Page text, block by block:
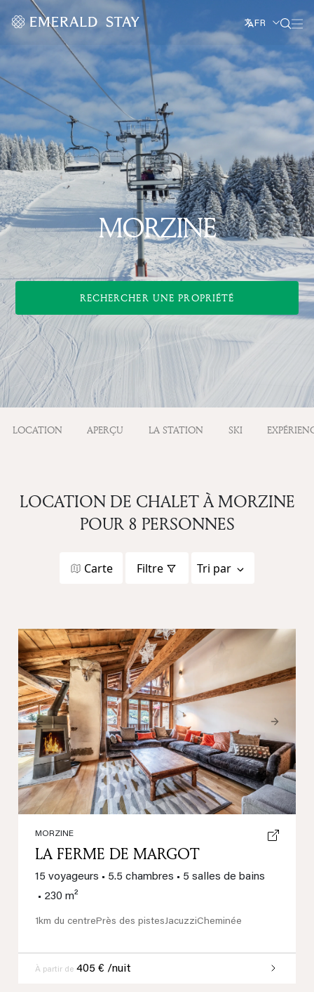
FR
MORZINE
RECHERCHER UNE PROPRIÉTÉ
LOCATION APERÇU LA STATION SKI
LOCATION DE CHALET À MORZINE
POUR 8 PERSONNES
Carte Filtre Tri par
Previous Next
MORZINE
LA FERME DE MARGOT
15 voyageurs • 5.5 chambres • 5 salles de bains
• 230 m²
1km du centrePrès des pistesJacuzziCheminée
À partir de 405 € /nuit